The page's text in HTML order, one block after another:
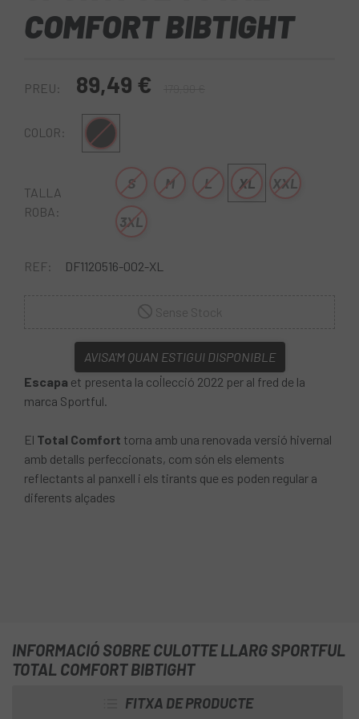
COMFORT BIBTIGHT
PREU: 89,49 €
COLOR: Negre
TALLA
ROBA:
S M L XL XXL
3XL
REF: DF1120516-002-XL
AVISA'M QUAN ESTIGUI DISPONIBLE
Escapa et presenta la col·lecció 2022 per al fred de la
marca Sportful.
El Total Comfort torna amb una renovada versió hivernal
amb detalls perfeccionats, com són els elements
reflectants al panxell i els tirants que es poden regular a
diferents alçades
INFORMACIÓ SOBRE CULOTTE LLARG SPORTFUL
TOTAL COMFORT BIBTIGHT
FITXA DE PRODUCTE